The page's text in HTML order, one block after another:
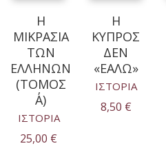
Η
ΜΙΚΡΑΣΙΑ
ΤΩΝ
ΕΛΛΗΝΩΝ
(ΤΟΜΟΣ
Α΄)
ΙΣΤΟΡΙΑ
25,00 €
Η
ΚΥΠΡΟΣ
ΔΕΝ
«ΕΑΛΩ»
ΙΣΤΟΡΙΑ
8,50 €